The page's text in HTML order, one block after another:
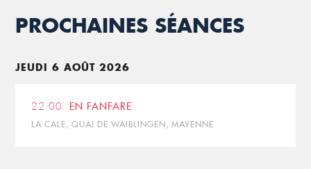
PROCHAINES SÉANCES
JEUDI 6 AOÛT 2026
22:00 EN FANFARE
LA CALE, QUAI DE WAIBLINGEN, MAYENNE